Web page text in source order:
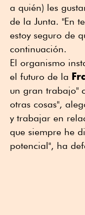
a quién) les
de la Junta. "En
estoy seguro de
continuación.
El organismo
el futuro de la
un gran trabajo"
otras cosas",
y trabajar en
que siempre he
potencial", ha